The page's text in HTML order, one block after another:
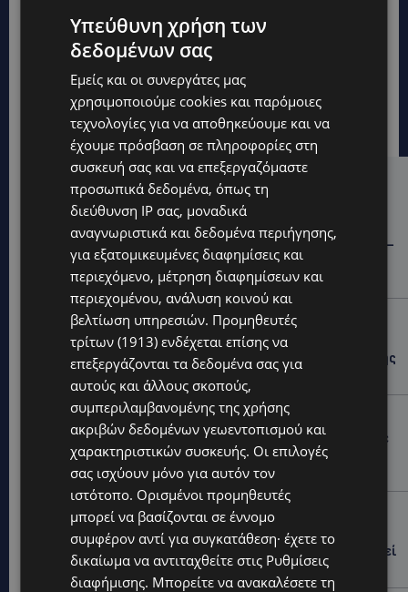
Hot this week
STORIES
ΓΕΝΕΘΛΙΟΣ ΗΜΕΡΑ: Η ηλικία είναι μόνο ένας αριθμός –
Οι άνθρωποι και οι στιγμές είναι η πραγματική μας
ιστορία
STORIES
ΕΛΕΝΑ ΑΝΤΩΝΙΑΔΟΥ: Αγώνας ζωής για τη 37χρονη
μητέρα τριών παιδιών – Έρανος για τη θεραπεία της
στην Αγγλία
UPDATES
ΚΑΤΑΓΓΕΛΙΑ: Για άνδρα που φέρεται να παρενοχλούσε
γυναίκες στο Δασούδι – Σε εξέλιξη οι αστυνομικές
έρευνες
UPDATES
ΛΕΥΚΩΣΙΑ: Γιατί ένας 16χρονος φέρεται να έβαλε
φωτιά σε ιστορική μπυραρία – Η Αστυνομία αναζητεί
το κίνητρο
Υπεύθυνη χρήση των
δεδομένων σας
Εμείς και οι συνεργάτες μας
χρησιμοποιούμε cookies και παρόμοιες
τεχνολογίες για να αποθηκεύουμε και να
έχουμε πρόσβαση σε πληροφορίες στη
συσκευή σας και να επεξεργαζόμαστε
προσωπικά δεδομένα, όπως τη
διεύθυνση IP σας, μοναδικά
αναγνωριστικά και δεδομένα περιήγησης,
για εξατομικευμένες διαφημίσεις και
περιεχόμενο, μέτρηση διαφημίσεων και
περιεχομένου, ανάλυση κοινού και
βελτίωση υπηρεσιών. Προμηθευτές
τρίτων (1913) ενδέχεται επίσης να
επεξεργάζονται τα δεδομένα σας για
αυτούς και άλλους σκοπούς,
συμπεριλαμβανομένης της χρήσης
ακριβών δεδομένων γεωεντοπισμού και
χαρακτηριστικών συσκευής. Οι επιλογές
σας ισχύουν μόνο για αυτόν τον
ιστότοπο. Ορισμένοι προμηθευτές
μπορεί να βασίζονται σε έννομο
συμφέρον αντί για συγκατάθεση· έχετε το
δικαίωμα να αντιταχθείτε στις Ρυθμίσεις
διαφήμισης. Μπορείτε να ανακαλέσετε τη